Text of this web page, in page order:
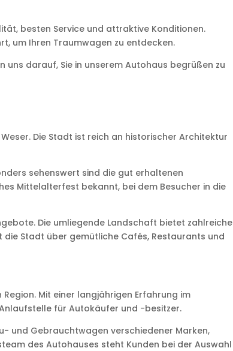
besten Service und attraktive Konditionen.
um Ihren Traumwagen zu entdecken.
uns darauf, Sie in unserem Autohaus begrüßen zu
Die Stadt ist reich an historischer Architektur
sehenswert sind die gut erhaltenen
Mittelalterfest bekannt, bei dem Besucher in die
Die umliegende Landschaft bietet zahlreiche
Stadt über gemütliche Cafés, Restaurants und
Mit einer langjährigen Erfahrung im
für Autokäufer und -besitzer.
und Gebrauchtwagen verschiedener Marken,
des Autohauses steht Kunden bei der Auswahl